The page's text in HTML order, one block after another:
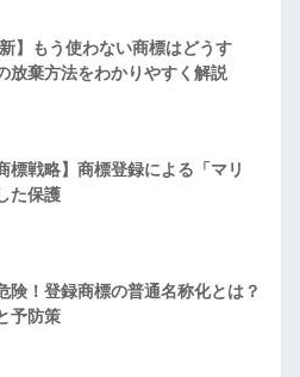
新】もう使わない商標はどうす
放棄方法をわかりやすく解説
標戦略】商標登録による「マリ
た保護
険！登録商標の普通名称化とは？
予防策